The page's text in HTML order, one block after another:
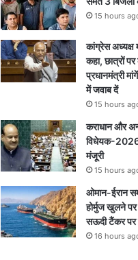
15 hours
कांग्रेस अध्यक्ष
कहा, छात्रों पर
प्रधानमंत्री
में जवाब दें
15 hours
कराधान और
विधेयक-2026
मंजूरी
15 hours
ओमान-ईरान
होर्मुज खुलने
सऊदी टैंकर पर
16 hours